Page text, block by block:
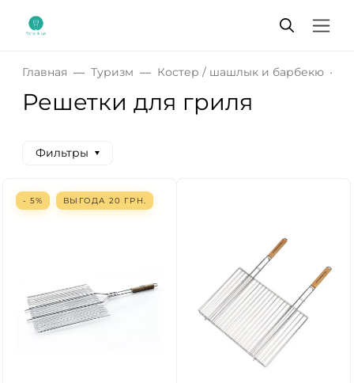
Главная Туризм Костер / шашлык и барбекю
Решетки для гриля
Фильтры
- 5% ВЫГОДА 20 ГРН.